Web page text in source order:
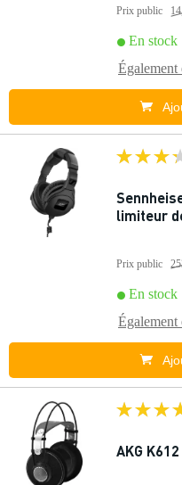
Prix public
En stock
Également
limiteur
Prix public
En stock
Également
AKG